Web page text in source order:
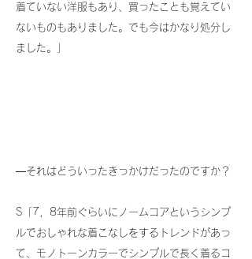
着ていない洋服もあり、買ったことも覚えてい
ないものもありました。でも今はかなり処分し
ました。」
―それはどういったきっかけだったのですか？
S「7，8年前ぐらいにノームコアというシンプ
ルでおしゃれな着こなしをするトレンドがあっ
て、モノトーンカラーでシンプルで長く着るコ